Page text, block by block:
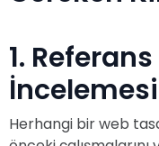
1.
Herhangi bir web